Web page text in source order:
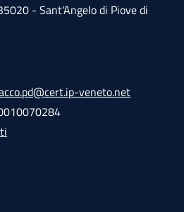
- Sant'Angelo di Piove di
veneto.net